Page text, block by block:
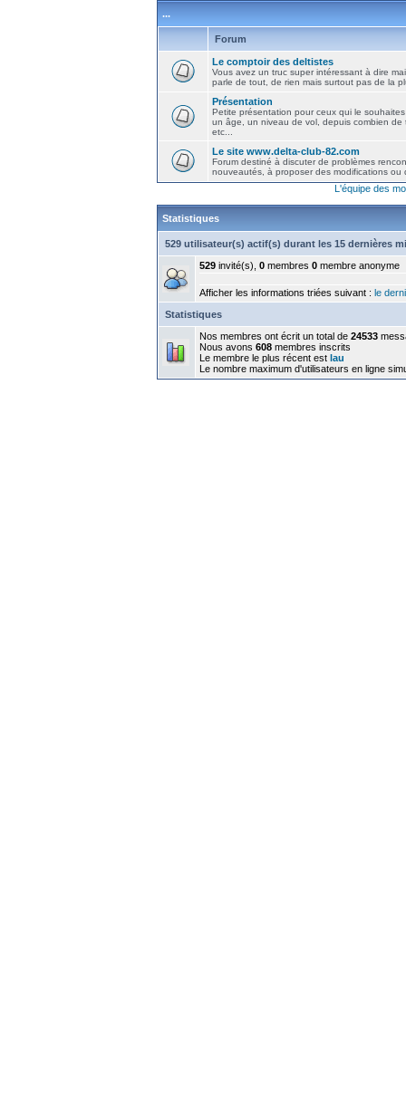
...
Forum
Le comptoir des deltistes
Vous avez un truc super intéressant à dire
parle de tout, de rien mais surtout pas de la
Présentation
Petite présentation pour ceux qui le
un âge, un niveau de vol, depuis combien de
etc...
Le site www.delta-club-82.com
Forum destiné à discuter de problèmes
nouveautés, à proposer des modifications ou
L'équipe des
Statistiques
529 utilisateur(s) actif(s) durant les 15 dernières
529 invité(s), 0 membres 0 membre anonyme
Afficher les informations triées suivant : le
Statistiques
Nos membres ont écrit un total de 24533
Nous avons 608 membres inscrits
Le membre le plus récent est lau
Le nombre maximum d'utilisateurs en ligne